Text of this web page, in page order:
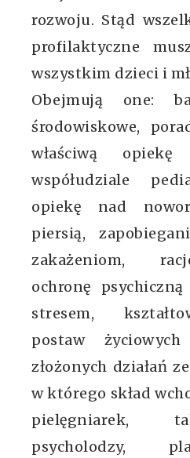
rozwoju. Stąd
profilaktyczne
wszystkim dzieci i
Obejmują one:
środowiskowe,
właściwą
współudziale
opiekę nad
piersią,
zakażeniom,
ochronę
stresem,
postaw
złożonych działań
w którego skład
pielęgniarek,
psycholodzy,